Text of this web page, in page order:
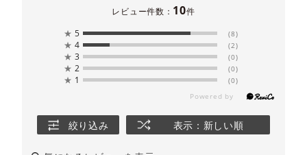
レビュー件数： 10件
★ 5 (8)
★ 4 (2)
★ 3 (0)
★ 2 (0)
★ 1 (0)
絞り込み 表示：新しい順